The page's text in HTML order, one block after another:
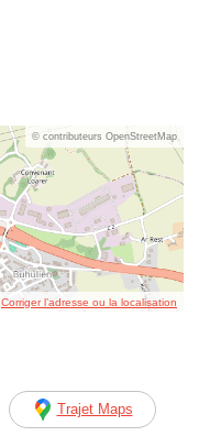
© contributeurs OpenStreetMap
Corriger l’adresse ou la localisation
Trajet Maps